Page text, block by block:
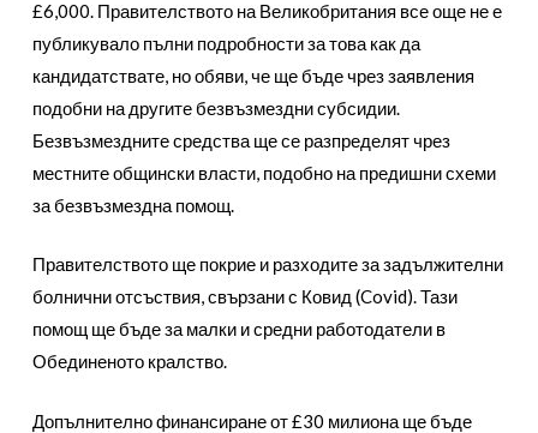
£6,000. Правителството на Великобритания все още не е
публикувало пълни подробности за това как да
кандидатствате, но обяви, че ще бъде чрез заявления
подобни на другите безвъзмездни сyбсидии.
Безвъзмездните средства ще се разпределят чрез
местните общински власти, подобно на предишни схеми
за безвъзмездна помощ.
Правителството ще покрие и разходите за задължителни
болнични отсъствия, свързани с Ковид (Covid). Тази
помощ ще бъде за малки и средни работодатели в
Обединеното кралство.
Допълнително финансиране от £30 милиона ще бъде